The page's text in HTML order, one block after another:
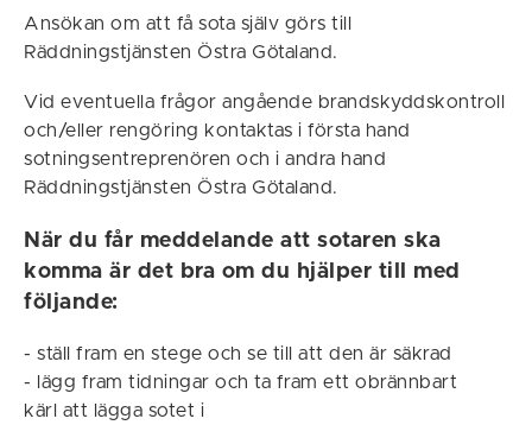
Ansökan om att få sota själv görs till
Räddningstjänsten Östra Götaland.
Vid eventuella frågor angående brandskyddskontroll
och/eller rengöring kontaktas i första hand
sotningsentreprenören och i andra hand
Räddningstjänsten Östra Götaland.
När du får meddelande att sotaren ska
komma är det bra om du hjälper till med
följande:
- ställ fram en stege och se till att den är säkrad
- lägg fram tidningar och ta fram ett obrännbart
kärl att lägga sotet i